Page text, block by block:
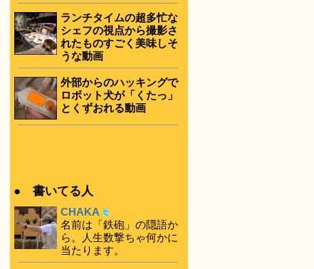
ランチタイムの超多忙な
シェフの視点から撮影さ
れたものすごく美味しそ
うな動画
外部からのハッキングで
ロボット犬が「くたっ」
とくずおれる動画
● 書いてる人
CHAKA
名前は「鉄砲」の隠語か
ら。人生数撃ちゃ何かに
当たります。